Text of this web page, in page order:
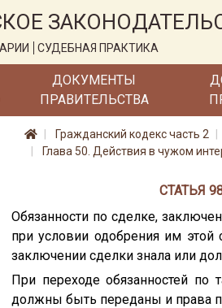
СУДЕБНАЯ ПРАКТИКА
ДОКУМЕНТЫ
ПРАВИТЕЛЬСТВА
Гражданский кодекс часть 2
Глава 50. Действия в чужом
СТАТЬЯ
Обязанности по сделке,
при условии одобрения им этой
заключении сделки знала или
При переходе обязанностей по
должны быть переданы и права